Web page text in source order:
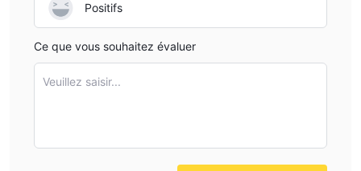
Positifs
Ce que vous souhaitez évaluer
Veuillez saisir...